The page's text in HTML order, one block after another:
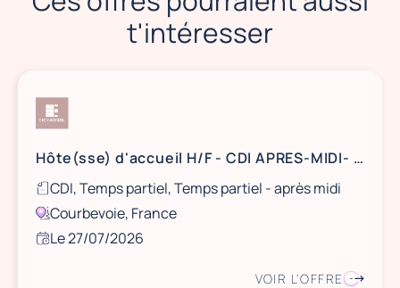
t'intéresser
Hôte(sse) d'accueil H/F - CDI APRES-MIDI- COURBEVOIE
CDI, Temps partiel, Temps partiel - après midi
Courbevoie, France
Le 27/07/2026
VOIR L'OFFRE